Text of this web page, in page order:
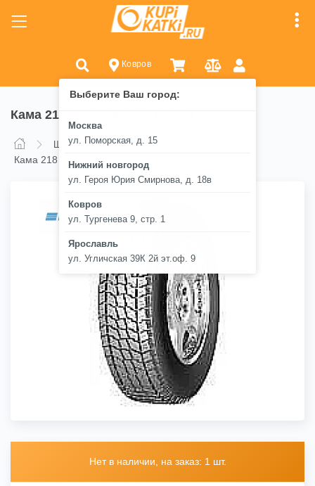
Ковров
Выберите Ваш город:
Москва
ул. Поморская, д. 15
Нижний новгород
ул. Героя Юрия Смирнова, д. 18в
Ковров
ул. Тургенева 9, стр. 1
Ярославль
ул. Угличская 39К 2й эт.оф. 9
Кама 218 225/75 R16 121/120N
Шины Кама Кама 218
Кама 218 225/75 R16 121/120N
Нет в наличии, на заказ: 1 шт.